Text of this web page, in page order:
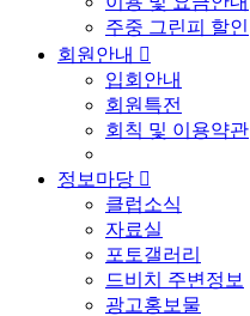
주중 그린피 할인
회원안내 
입회안내
회원특전
회칙 및 이용약관
정보마당 
클럽소식
자료실
포토갤러리
드비치 주변정보
광고홍보물